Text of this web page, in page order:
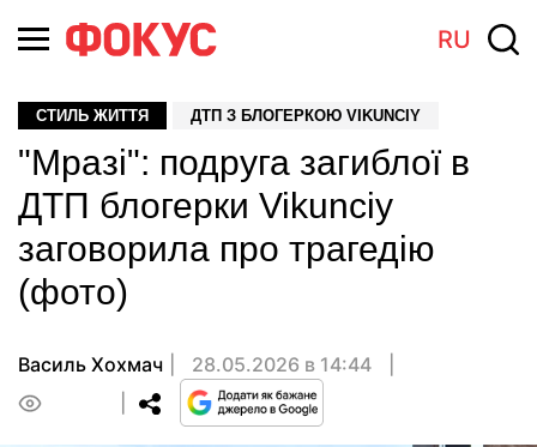
RU
СТИЛЬ ЖИТТЯ ДТП З БЛОГЕРКОЮ VIKUNCIY
"Мразі": подруга загиблої в
ДТП блогерки Vikunciy
заговорила про трагедію
(фото)
Василь Хохмач
28.05.2026 в 14:44